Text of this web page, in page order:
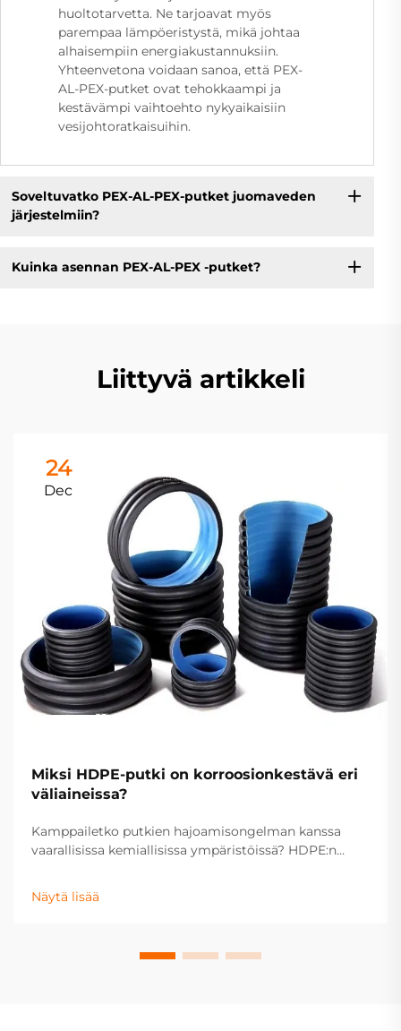
huoltotarvetta. Ne tarjoavat myös
parempaa lämpöeristystä, mikä johtaa
alhaisempiin energiakustannuksiin.
Yhteenvetona voidaan sanoa, että PEX-
AL-PEX-putket ovat tehokkaampi ja
kestävämpi vaihtoehto nykyaikaisiin
vesijohtoratkaisuihin.
Soveltuvatko PEX-AL-PEX-putket juomaveden
järjestelmiin?
Kuinka asennan PEX-AL-PEX -putket?
Liittyvä artikkeli
24
Dec
Miksi HDPE-putki on korroosionkestävä eri
väliaineissa?
Kamppailetko putkien hajoamisongelman kanssa
vaarallisissa kemiallisissa ympäristöissä? HDPE:n
emästen ja suolaisissa väliaineissa. Tutustu tieteeseen
– lataa tekninen opas nyt.
Näytä lisää